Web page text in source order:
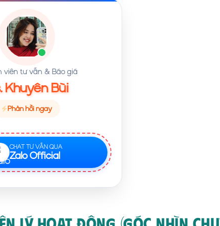
viên tư vấn & Báo giá
Khuyên Bùi
Phản hồi ngay
CHAT TƯ VẤN QUA
Zalo Official